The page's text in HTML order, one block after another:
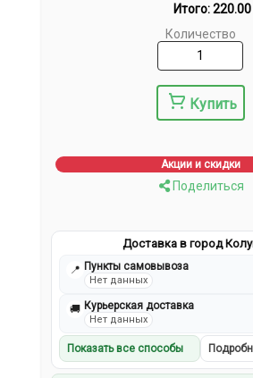
Итого:220.00
Количество
Купить
Акции и скидки
Поделиться
Доставка в город
📍 Пункты самовывоза
Нет данных
🚚 Курьерская доставка
Нет данных
Показать все способы